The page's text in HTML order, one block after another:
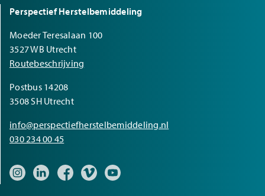
Perspectief Herstelbemiddeling
Moeder Teresalaan 100
3527 WB Utrecht
Routebeschrijving
Postbus 14208
3508 SH Utrecht
info@perspectiefherstelbemiddeling.nl
030 234 00 45
Bezoek onze Instagram pagina
Bezoek onze LinkedIn pagina
Bezoek onze Facebook pagina
Bezoek onze Vimeo pagina
Bezoek onze YouTube pagina